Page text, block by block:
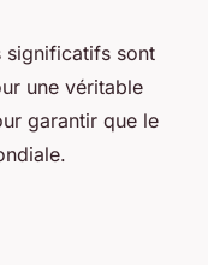
significatifs sont
une véritable
garantir que le